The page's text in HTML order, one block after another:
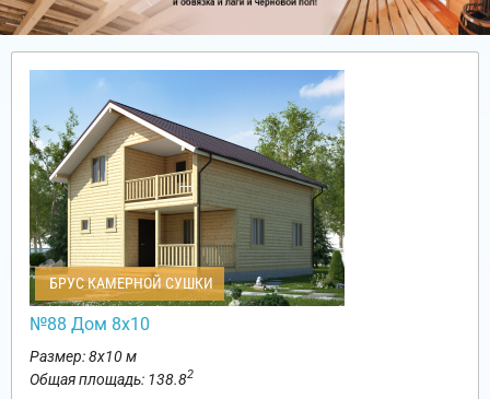
БРУС КАМЕРНОЙ СУШКИ
№88 Дом 8х10
Размер: 8х10 м
Общая площадь: 138.82